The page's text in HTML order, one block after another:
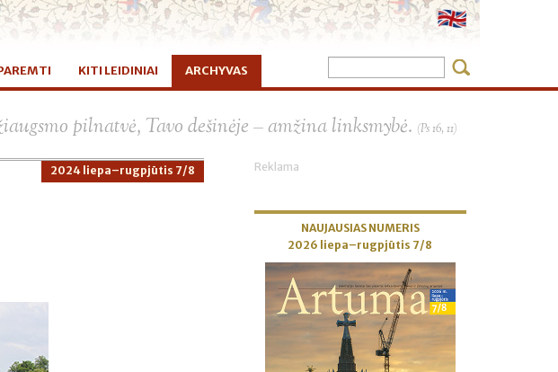
KITI LEIDINIAI ARCHYVAS
pilnatvė, Tavo dešinėje – amžina linksmybė. (Ps 16, 11)
2024 liepa–rugpjūtis 7/8 Reklama
NAUJAUSIAS NUMERIS
2026 liepa–rugpjūtis 7/8